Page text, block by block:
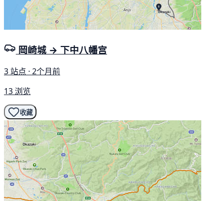
岡崎城 → 下中八幡宫
3 站点 · 2个月前
13 浏览
收藏